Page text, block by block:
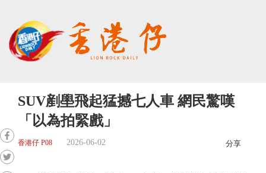
SUV剷壆飛起猛撼七人車 網民驚嘆
「以為拍緊戲」
香港仔 P08 2026-06-02 分享